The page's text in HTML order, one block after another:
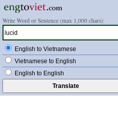
Write Word or Sentence (max 1,000 chars):
English to Vietnamese
Vietnamese to English
English to English